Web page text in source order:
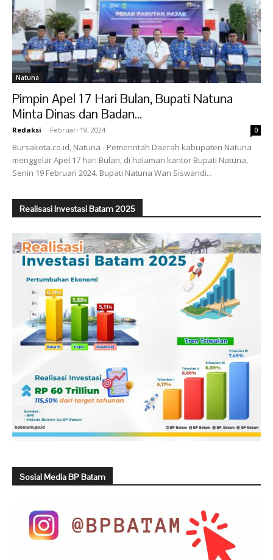
Natuna
Pimpin Apel 17 Hari Bulan, Bupati Natuna
Minta Dinas dan Badan...
Redaksi - Februari 19, 2024 0
Bursakota.co.id, Natuna - Pemerintah Daerah kabupaten Natuna
menggelar Apel 17 hari Bulan, di halaman kantor Bupati Natuna,
Senin 19 Februari 2024. Bupati Natuna Wan Siswandi...
Realisasi Investasi Batam 2025
Sosial Media BP Batam